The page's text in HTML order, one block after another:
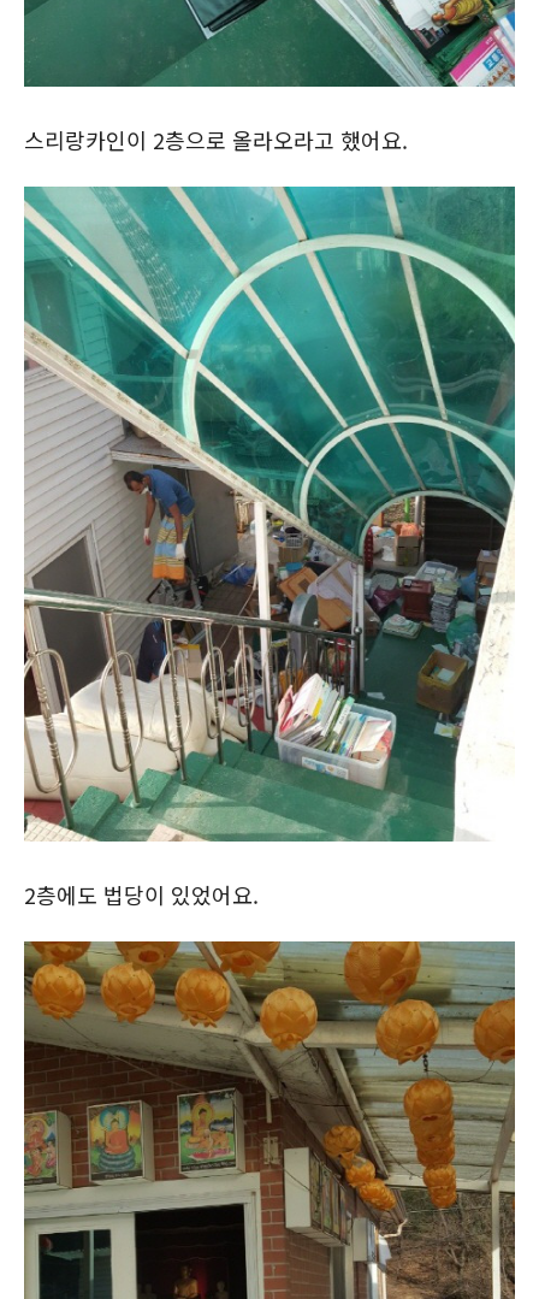
스리랑카인이 2층으로 올라오라고 했어요.
2층에도 법당이 있었어요.